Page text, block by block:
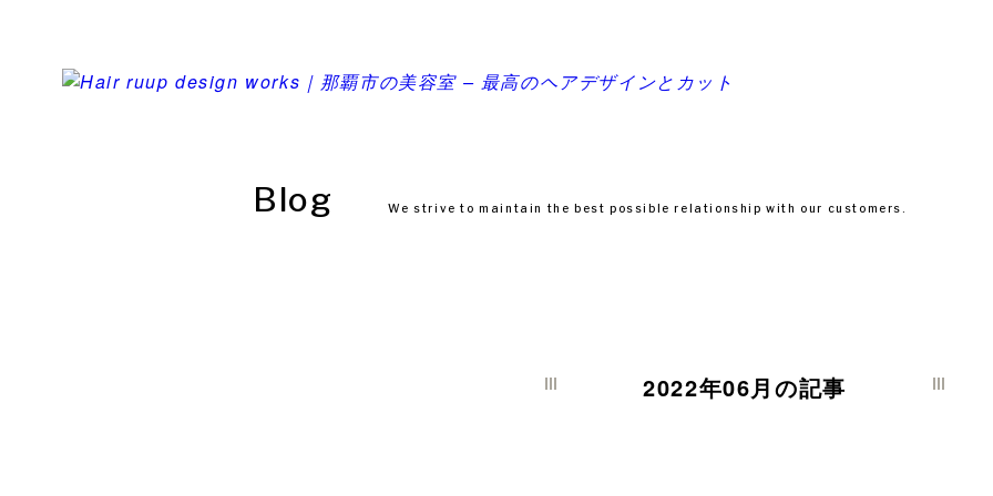
Blog We strive to maintain the best possiblerelationship with our customers.
2022年06月の記事